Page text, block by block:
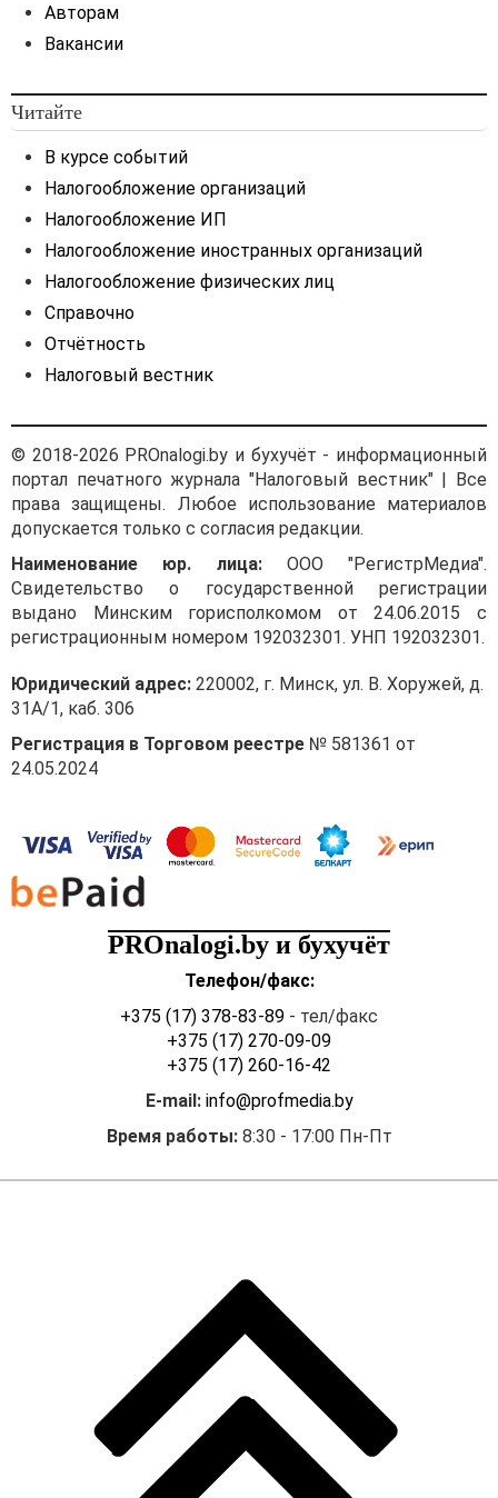
Авторам
Вакансии
Читайте
В курсе событий
Налогообложение организаций
Налогообложение ИП
Налогообложение иностранных организаций
Налогообложение физических лиц
Справочно
Отчётность
Налоговый вестник
© 2018-2026 PROnalogi.by и бухучёт - информационный
портал печатного журнала "Налоговый вестник" | Все
права защищены. Любое использование материалов
допускается только с согласия редакции.
Наименование юр. лица:ООО "РегистрМедиа".
Свидетельство о государственной регистрации
выдано Минским горисполкомом от 24.06.2015 с
регистрационным номером 192032301. УНП 192032301.
Юридический адрес: 220002, г. Минск, ул. В. Хоружей, д.
31А/1, каб. 306
Регистрация в Торговом реестре № 581361 от
24.05.2024
PROnalogi.by и бухучёт
Телефон/факс:
+375 (17) 378-83-89 - тел/факс
+375 (17) 270-09-09
+375 (17) 260-16-42
E-mail: info@profmedia.by
Время работы:8:30 - 17:00 Пн-Пт